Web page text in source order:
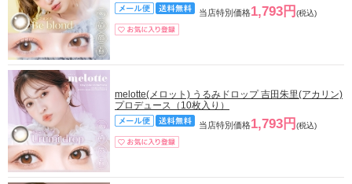
当店特別価格1,793円 (税込)
melotte(メロット) うるみドロップ 吉田朱里(アカリン)
プロデュース（10枚入り）
当店特別価格1,793円 (税込)